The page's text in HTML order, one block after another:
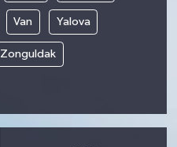
Van Yalova
Zonguldak